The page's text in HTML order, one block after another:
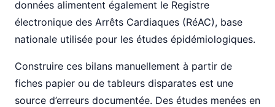
données alimentent également le Registre
électronique des Arrêts Cardiaques (RéAC), base
nationale utilisée pour les études épidémiologiques.
Construire ces bilans manuellement à partir de
fiches papier ou de tableurs disparates est une
source d’erreurs documentée. Des études menées en